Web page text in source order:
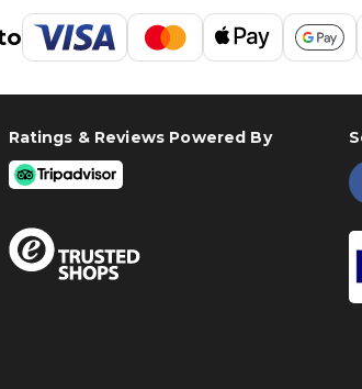
Ratings & Reviews Powered By